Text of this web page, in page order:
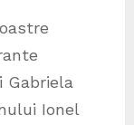
Gabriela
Ionel